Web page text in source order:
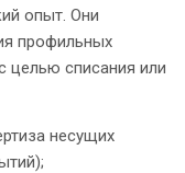
опыт. Они
профильных
целью списания или
несущих